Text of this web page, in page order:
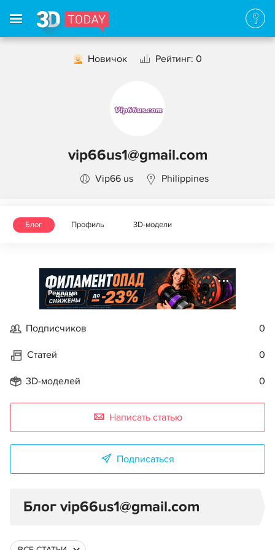
Новичок Рейтинг: 0
vip66us1@gmail.com
Vip66 us Philippines
Блог Профиль 3D-модели
Реклама
Подписчиков 0
Статей 0
3D-моделей 0
Написать статью
Подписаться
Блог vip66us1@gmail.com